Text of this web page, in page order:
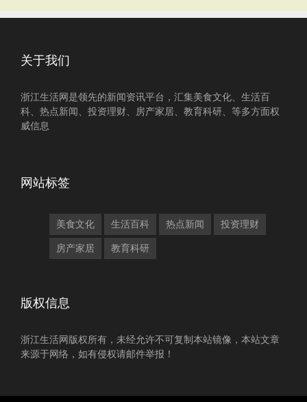
关于我们
浙江生活网是领先的新闻资讯平台，汇集美食文化、生活百
科、热点新闻、投资理财、房产家居、教育科研、等多方面权
威信息
网站标签
美食文化 生活百科 热点新闻 投资理财
房产家居 教育科研
版权信息
浙江生活网版权所有，未经允许不可复制本站镜像，本站文章
来源于网络，如有侵权请邮件举报！